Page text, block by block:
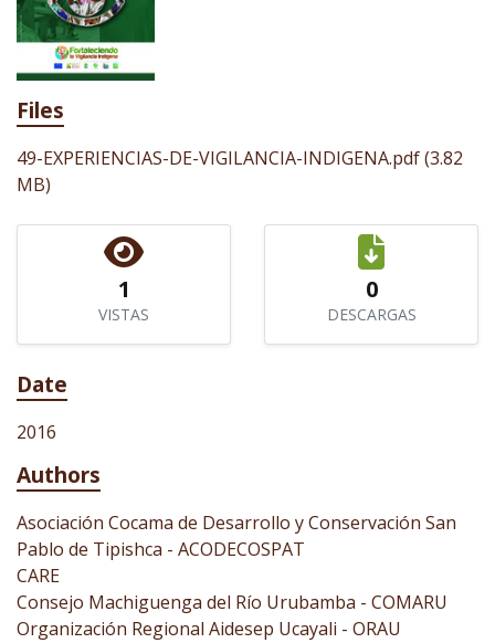
Files
49-EXPERIENCIAS-DE-VIGILANCIA-INDIGENA.pdf(3.82
MB)
1
VISTAS
0
DESCARGAS
Date
2016
Authors
Asociación Cocama de Desarrollo y Conservación San
Pablo de Tipishca - ACODECOSPAT
CARE
Consejo Machiguenga del Río Urubamba - COMARU
Organización Regional Aidesep Ucayali - ORAU